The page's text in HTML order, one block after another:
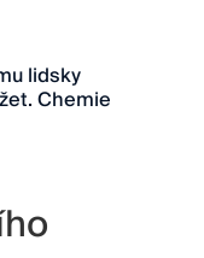
lidsky
Chemie